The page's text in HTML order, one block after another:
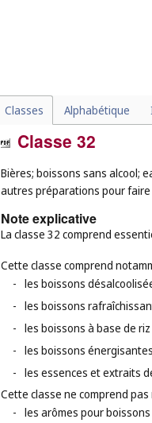
Classes Alphabétique
Classe 32
Bières; boissons sans alcool;
autres préparations pour
Note explicative
La classe 32 comprend
Cette classe comprend
- les boissons
- les boissons
- les boissons à base de
- les boissons
- les essences et extraits
Cette classe ne comprend
- les arômes pour